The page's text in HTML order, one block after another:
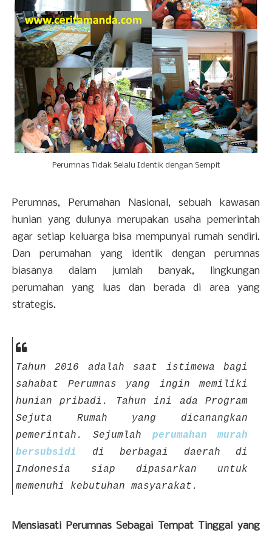
Perumnas Tidak Selalu Identik dengan Sempit
Perumnas, Perumahan Nasional, sebuah kawasan
hunian yang dulunya merupakan usaha pemerintah
agar setiap keluarga bisa mempunyai rumah sendiri.
Dan perumahan yang identik dengan perumnas
biasanya dalam jumlah banyak, lingkungan
perumahan yang luas dan berada di area yang
strategis.
Tahun 2016 adalah saat istimewa bagi
sahabat Perumnas yang ingin memiliki
hunian pribadi. Tahun ini ada Program
Sejuta Rumah yang dicanangkan
pemerintah. Sejumlah perumahan murah
bersubsidi
di berbagai daerah di
Indonesia siap dipasarkan untuk
memenuhi kebutuhan masyarakat.
Mensiasati Perumnas Sebagai Tempat Tinggal yang